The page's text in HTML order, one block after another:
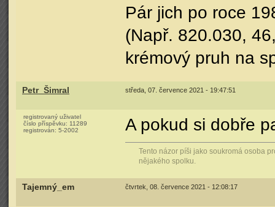
Pár jich po roce
(Např. 820.030,
krémový pruh na
Petr_Šimral středa, 07. července 2021 - 19:47:51
registrovaný uživatel
číslo příspěvku: 11289
registrován: 5-2002 A pokud si dobře
Tento názor píši jako soukromá osoba
nějakého spolku.
Tajemný_em čtvrtek, 08. července 2021 - 12:08:17